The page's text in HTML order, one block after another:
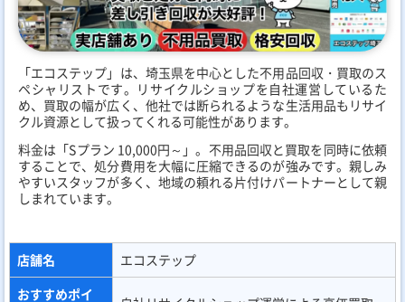
「エコステップ」は、埼玉県を中心とした不用品回収・買取のス
ペシャリストです。リサイクルショップを自社運営しているた
め、買取の幅が広く、他社では断られるような生活用品もリサイ
クル資源として扱ってくれる可能性があります。
料金は「Sプラン 10,000円～」。不用品回収と買取を同時に依頼
することで、処分費用を大幅に圧縮できるのが強みです。親しみ
やすいスタッフが多く、地域の頼れる片付けパートナーとして親
しまれています。
店舗名
エコステップ
おすすめポイ